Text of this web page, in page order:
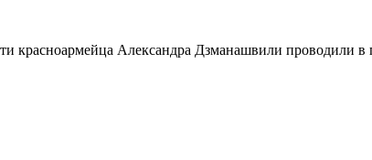
красноармейца Александра Дзманашвили проводили в